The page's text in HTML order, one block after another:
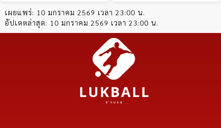
เผยแพร่: 10 มกราคม 2569 เวลา 23:00 น.
อัปเดตล่าสุด: 10 มกราคม 2569 เวลา 23:00 น.